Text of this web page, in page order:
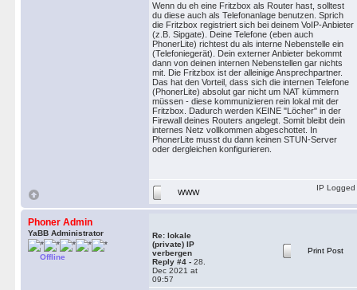
Wenn du eh eine Fritzbox als Router hast, solltest
du diese auch als Telefonanlage benutzen. Sprich
die Fritzbox registriert sich bei deinem VoIP-Anbieter
(z.B. Sipgate). Deine Telefone (eben auch
PhonerLite) richtest du als interne Nebenstelle ein
(Telefoniegerät). Dein externer Anbieter bekommt
dann von deinen internen Nebenstellen gar nichts
mit. Die Fritzbox ist der alleinige Ansprechpartner.
Das hat den Vorteil, dass sich die internen Telefone
(PhonerLite) absolut gar nicht um NAT kümmern
müssen - diese kommunizieren rein lokal mit der
Fritzbox. Dadurch werden KEINE "Löcher" in der
Firewall deines Routers angelegt. Somit bleibt dein
internes Netz vollkommen abgeschottet. In
PhonerLite musst du dann keinen STUN-Server
oder dergleichen konfigurieren.
WWW
IP Logged
Phoner Admin
YaBB Administrator
Offline
Re: lokale
(private) IP
verbergen
Reply #4 - 28.
Dec 2021 at
09:57
Print Post